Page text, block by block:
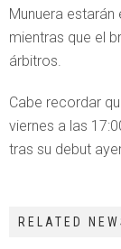
Munuera estarán
mientras que el
árbitros.
Cabe recordar
viernes a las
tras su debut
RELATED